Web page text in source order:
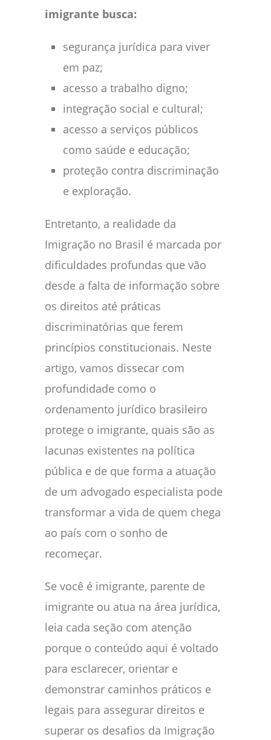
imigrante busca:
segurança jurídica para viver
em paz;
acesso a trabalho digno;
integração social e cultural;
acesso a serviços públicos
como saúde e educação;
proteção contra discriminação
e exploração.
Entretanto, a realidade da
Imigração no Brasil é marcada por
dificuldades profundas que vão
desde a falta de informação sobre
os direitos até práticas
discriminatórias que ferem
princípios constitucionais. Neste
artigo, vamos dissecar com
profundidade como o
ordenamento jurídico brasileiro
protege o imigrante, quais são as
lacunas existentes na política
pública e de que forma a atuação
de um advogado especialista pode
transformar a vida de quem chega
ao país com o sonho de
recomeçar.
Se você é imigrante, parente de
imigrante ou atua na área jurídica,
leia cada seção com atenção
porque o conteúdo aqui é voltado
para esclarecer, orientar e
demonstrar caminhos práticos e
legais para assegurar direitos e
superar os desafios da Imigração